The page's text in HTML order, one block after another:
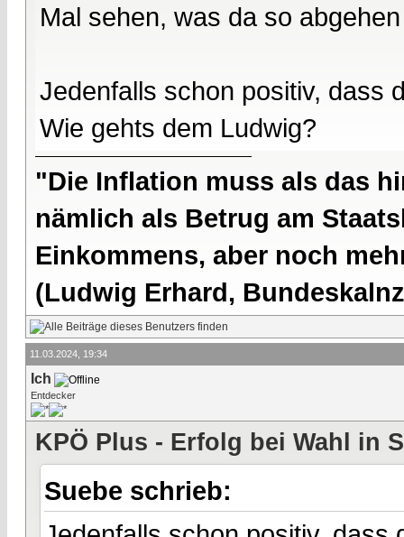
Mal sehen, was da so
Jedenfalls schon positiv, dass
Wie gehts dem Ludwig?
"Die Inflation muss als das
nämlich als Betrug am
Einkommens, aber noch
(Ludwig Erhard,
11.03.2024, 19:34
Ich
Entdecker
KPÖ Plus - Erfolg bei Wahl in
Suebe schrieb: